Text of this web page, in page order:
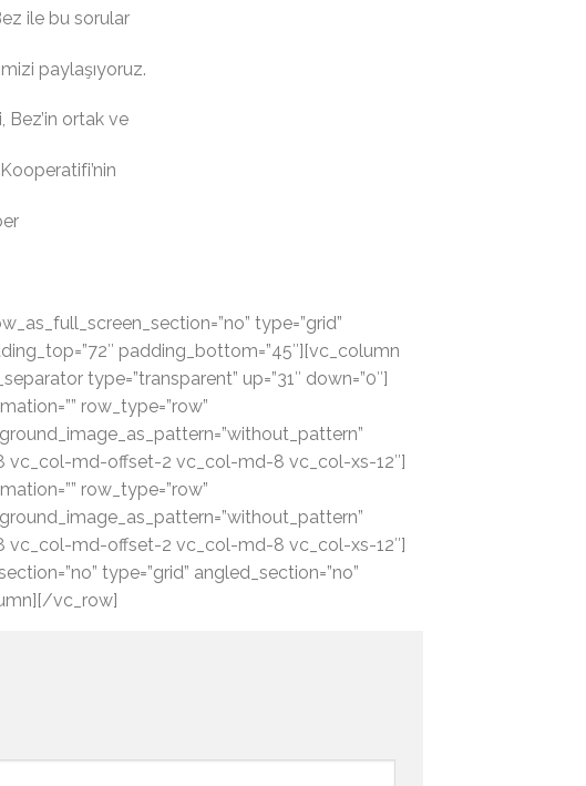
ile bu sorular
paylaşıyoruz.
Bez’in ortak ve
type=”grid”
padding_bottom=”45″][vc_column
type=”transparent” up=”31″ down=”0″]
row_type=”row”
vc_col-md-offset-2 vc_col-md-8 vc_col-xs-12″]
row_type=”row”
vc_col-md-offset-2 vc_col-md-8 vc_col-xs-12″]
type=”grid” angled_section=”no”
vc_row]